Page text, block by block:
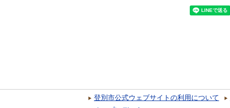
登別市公式ウェブサイトの利用について